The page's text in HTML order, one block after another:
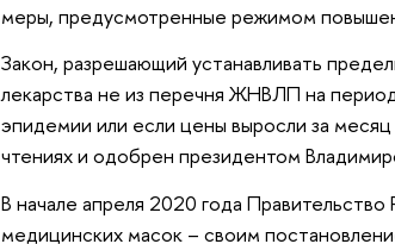
меры, предусмотренные режимом
Закон, разрешающий устанавливать
лекарства не из перечня ЖНВЛП на
эпидемии или если цены выросли за
чтениях и одобрен президентом
В начале апреля 2020 года
медицинских масок – своим